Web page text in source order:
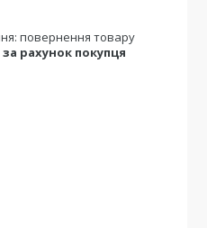
повернення товару
за рахунок покупця